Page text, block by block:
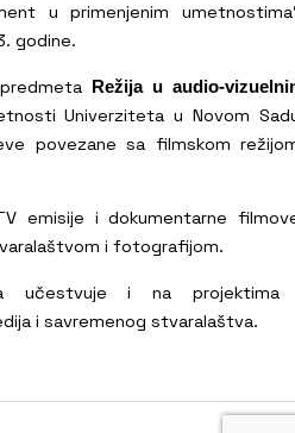
u primenjenim
godine.
Režija u audio-
Univerziteta u Novom
povezane sa filmskom
emisije i dokumentarne
i fotografijom.
učestvuje i na
i savremenog stvaralaštva.